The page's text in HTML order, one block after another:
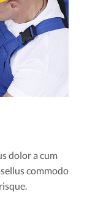
dolor a cum
commodo